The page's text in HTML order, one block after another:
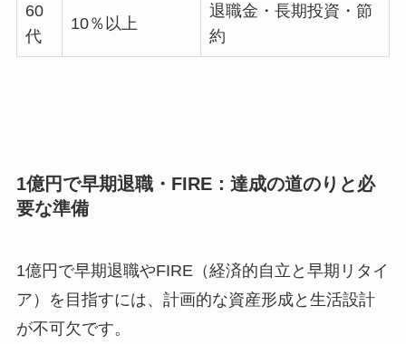
60
代
10％以上
退職金・長期投資・節
約
1億円で早期退職・FIRE：達成の道のりと必
要な準備
1億円で早期退職やFIRE（経済的自立と早期リタイ
ア）を目指すには、計画的な資産形成と生活設計
が不可欠です。